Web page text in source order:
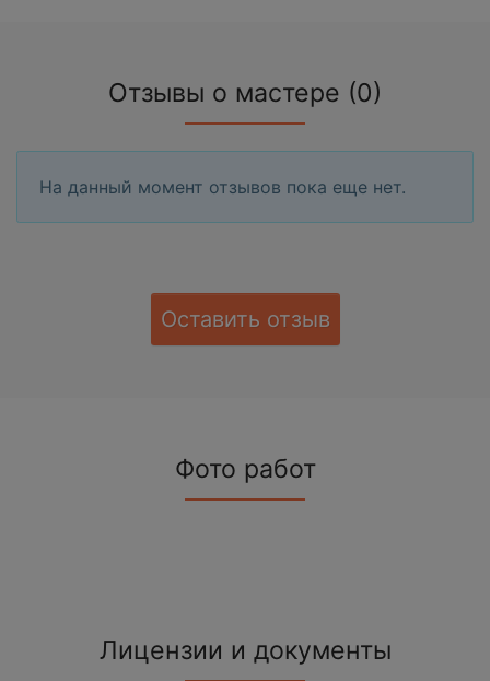
Отзывы о мастере (0)
На данный момент отзывов пока еще нет.
Оставить отзыв
Фото работ
Лицензии и документы